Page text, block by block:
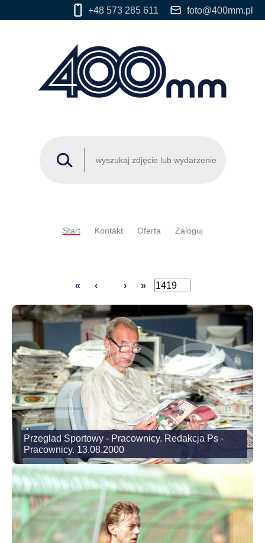
+48 573 285 611 foto@400mm.pl
Start Kontakt Oferta Zaloguj
« ‹ › »
Przeglad Sportowy - Pracownicy. Redakcja Ps -
Pracownicy. 13.08.2000